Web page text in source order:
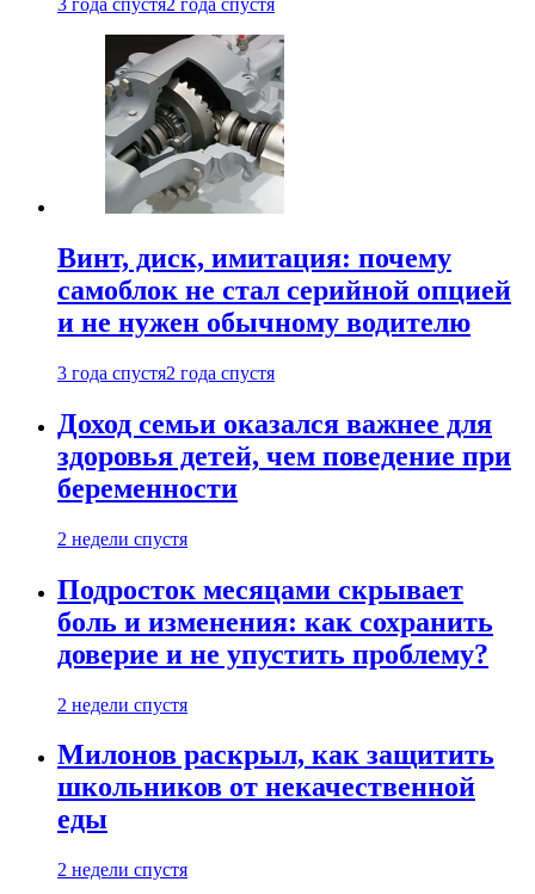
3 года спустя2 года спустя
Винт, диск, имитация: почему
самоблок не стал серийной опцией
и не нужен обычному водителю
3 года спустя2 года спустя
Доход семьи оказался важнее для
здоровья детей, чем поведение при
беременности
2 недели спустя
Подросток месяцами скрывает
боль и изменения: как сохранить
доверие и не упустить проблему?
2 недели спустя
Милонов раскрыл, как защитить
школьников от некачественной
еды
2 недели спустя